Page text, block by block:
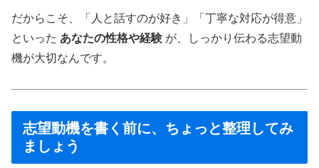
だからこそ、「人と話すのが好き」「丁寧な対応が得意」
といった あなたの性格や経験 が、しっかり伝わる志望動
機が大切なんです。
志望動機を書く前に、ちょっと整理してみ
ましょう